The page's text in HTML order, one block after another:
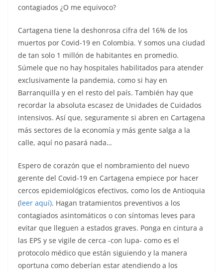
contagiados ¿O me equivoco?
Cartagena tiene la deshonrosa cifra del 16% de los
muertos por Covid-19 en Colombia. Y somos una ciudad
de tan solo 1 millón de habitantes en promedio.
Súmele que no hay hospitales habilitados para atender
exclusivamente la pandemia, como si hay en
Barranquilla y en el resto del país. También hay que
recordar la absoluta escasez de Unidades de Cuidados
intensivos. Así que, seguramente si abren en Cartagena
más sectores de la economía y más gente salga a la
calle, aquí no pasará nada…
Espero de corazón que el nombramiento del nuevo
gerente del Covid-19 en Cartagena empiece por hacer
cercos epidemiológicos efectivos, como los de Antioquia
(leer aquí). Hagan tratamientos preventivos a los
contagiados asintomáticos o con síntomas leves para
evitar que lleguen a estados graves. Ponga en cintura a
las EPS y se vigile de cerca -con lupa- como es el
protocolo médico que están siguiendo y la manera
oportuna como deberían estar atendiendo a los